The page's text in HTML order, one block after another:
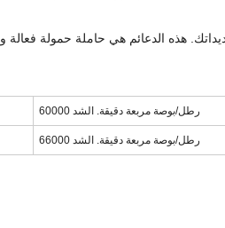
حسب حجمك الدقيق وتحديداتك. هذه الدعائم هي حاملة
60000 رطل/بوصة مربعة دقيقة. الشد
66000 رطل/بوصة مربعة دقيقة. الشد